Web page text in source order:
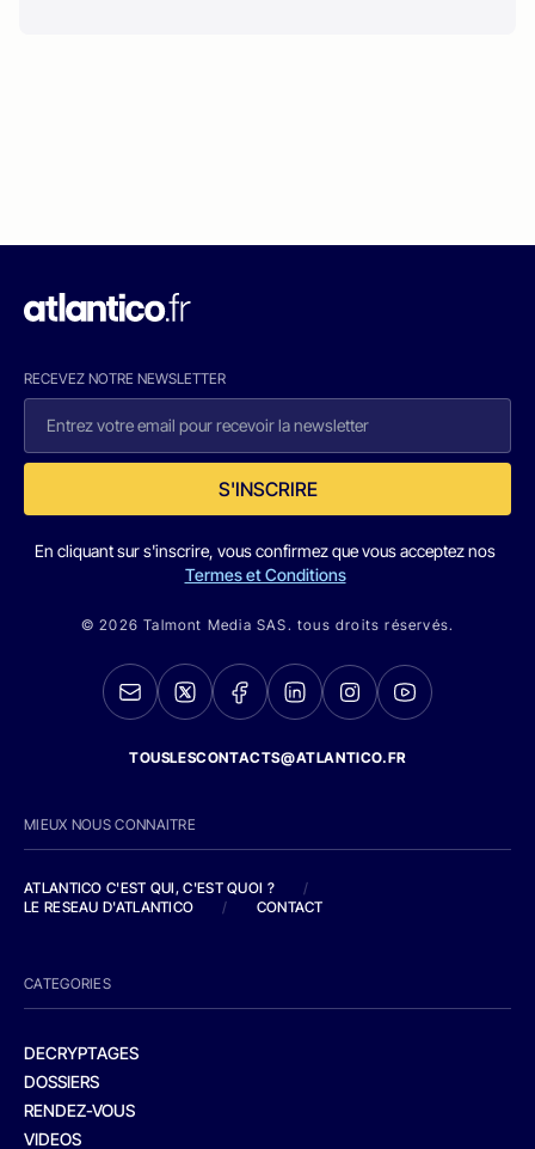
RECEVEZ NOTRE NEWSLETTER
S'INSCRIRE
En cliquant sur s'inscrire, vous confirmez que vous acceptez nos
Termes et Conditions
© 2026 Talmont Media SAS. tous droits réservés.
TOUSLESCONTACTS@ATLANTICO.FR
MIEUX NOUS CONNAITRE
ATLANTICO C'EST QUI, C'EST QUOI ?
/
LE RESEAU D'ATLANTICO
/ CONTACT
CATEGORIES
DECRYPTAGES
DOSSIERS
RENDEZ-VOUS
VIDEOS